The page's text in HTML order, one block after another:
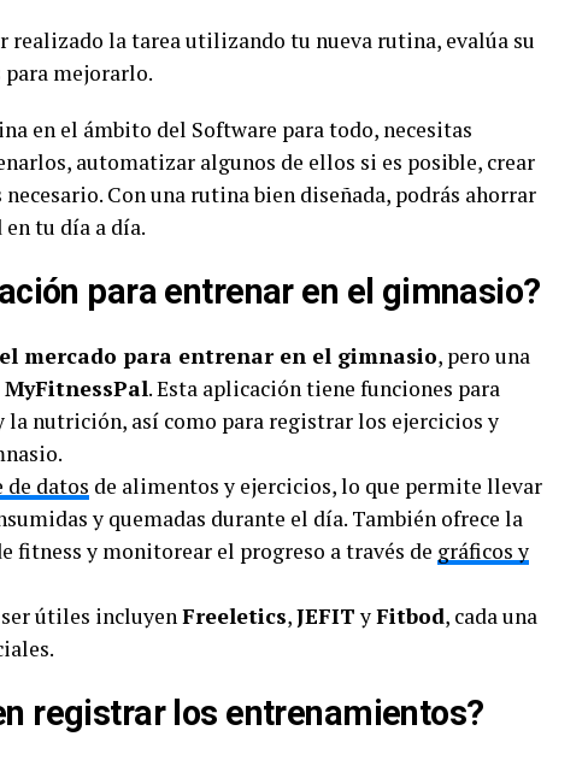
realizado la tarea utilizando tu nueva rutina, evalúa su
para mejorarlo.
en el ámbito del Software para todo, necesitas
automatizar algunos de ellos si es posible, crear
Con una rutina bien diseñada, podrás ahorrar
tu día a día.
para entrenar en el gimnasio?
mercado para entrenar en el gimnasio, pero una
MyFitnessPal. Esta aplicación tiene funciones para
nutrición, así como para registrar los ejercicios y
de datos de alimentos y ejercicios, lo que permite llevar
y quemadas durante el día. También ofrece la
fitness y monitorear el progreso a través de gráficos y
útiles incluyenFreeletics,JEFITyFitbod, cada una
registrar los entrenamientos?